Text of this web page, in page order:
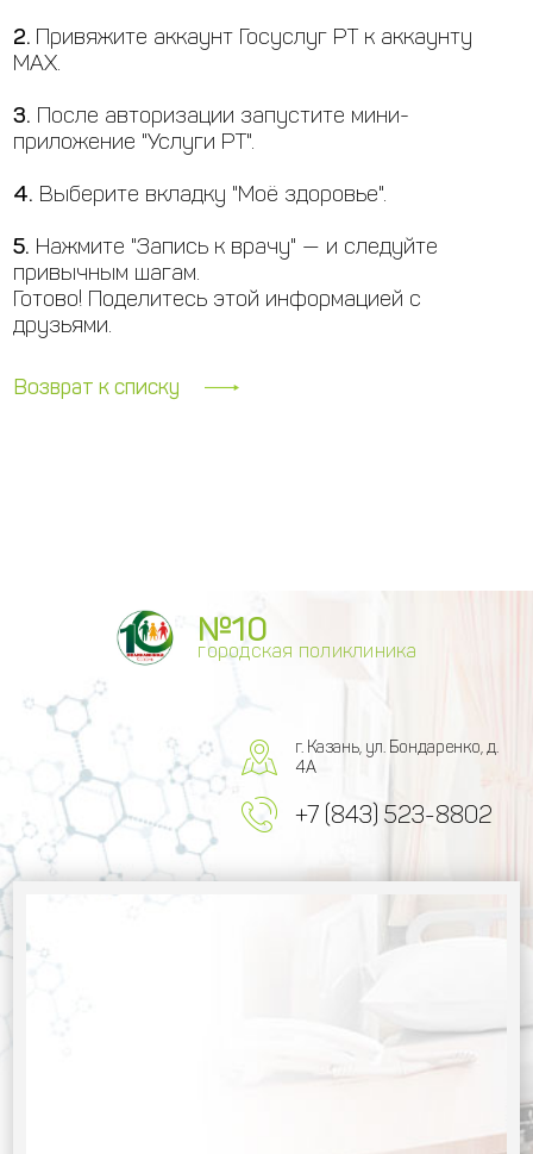
2. Привяжите аккаунт Госуслуг РТ к аккаунту
МАХ.
3. После авторизации запустите мини-
приложение "Услуги РТ".
4. Выберите вкладку "Моё здоровье".
5. Нажмите "Запись к врачу" — и следуйте
привычным шагам.
Готово! Поделитесь этой информацией с
друзьями.
Возврат к списку
№10
городская поликлиника
г. Казань, ул. Бондаренко, д.
4А
+7 (843) 523-8802